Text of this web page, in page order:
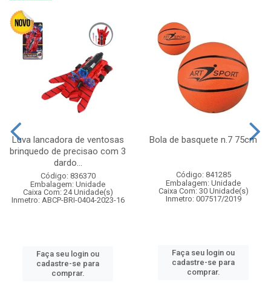
Luva lancadora de ventosas
brinquedo de precisao com 3
dardo...
Código: 836370
Embalagem: Unidade
Caixa Com: 24 Unidade(s)
Inmetro: ABCP-BRI-0404-2023-16
Faça seu login ou
cadastre-se para
comprar.
Bola de basquete n.7 75cm
Código: 841285
Embalagem: Unidade
Caixa Com: 30 Unidade(s)
Inmetro: 007517/2019
Faça seu login ou
cadastre-se para
comprar.